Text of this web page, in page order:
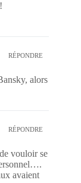
RÉPONDRE
alors
RÉPONDRE
vouloir se
avaient